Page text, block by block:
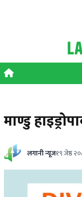
माण्डु
लगानी न्यूज१९ जेष्ठ